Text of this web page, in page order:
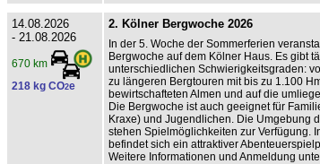
14.08.2026
- 21.08.2026
670 km
218 kg CO2e
2. Kölner Bergwoche 2026
In der 5. Woche der Sommerferien
Bergwoche auf dem Kölner Haus. Es gibt
unterschiedlichen Schwierigkeitsgraden:
zu längeren Bergtouren mit bis zu 1.100
bewirtschafteten Almen und auf die
Die Bergwoche ist auch geeignet für
Kraxe) und Jugendlichen. Die Umgebung
stehen Spielmöglichkeiten zur Verfügung.
befindet sich ein attraktiver
Weitere Informationen und Anmeldung